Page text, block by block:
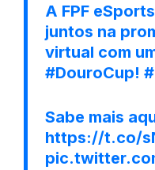
A FPF
juntos na
virtual com
#DouroCup!
Sabe mais
https://t.co/